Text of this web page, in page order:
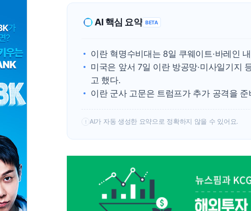
AI 핵심 요약 BETA
이란 혁명수비대는 8일 쿠웨이트·바레인
미국은 앞서 7일 이란 방공망·미사일기지
고 했다.
이란 군사 고문은 트럼프가 추가 공격을
! AI가 자동 생성한 요약으로 정확하지 않을 수 있어요.